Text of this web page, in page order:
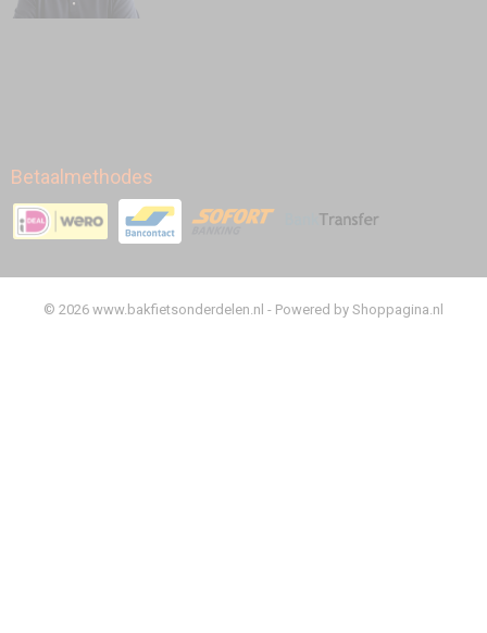
Betaalmethodes
© 2026 www.bakfietsonderdelen.nl - Powered by Shoppagina.nl